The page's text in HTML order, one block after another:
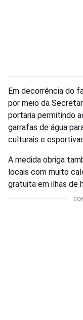
Em decorrência do
por meio da
portaria permitindo
garrafas de água
culturais e
A medida obriga
locais com muito
gratuita em ilhas de